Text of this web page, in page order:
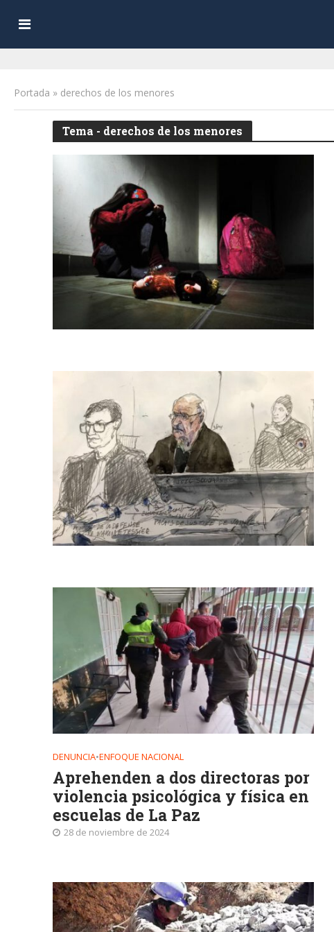
Portada » derechos de los menores
Tema - derechos de los menores
DENUNCIA•ENFOQUE NACIONAL
Aprehenden a dos directoras por
violencia psicológica y física en
escuelas de La Paz
28 de noviembre de 2024